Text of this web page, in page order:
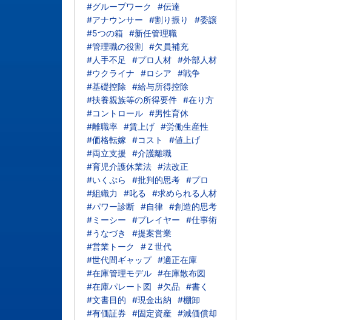
#グループワーク
#伝達
#アナウンサー
#割り振り
#委譲
#5つの箱 #新任管理職
#管理職の役割 #欠員補充
#人手不足
#プロ人材 #外部人材
#ウクライナ
#ロシア
#戦争
#基礎控除
#給与所得控除
#扶養親族等の所得要件 #在り方
#コントロール #男性育休
#離職率 #賃上げ #労働生産性
#価格転嫁
#コスト
#値上げ
#両立支援
#介護離職
#育児介護休業法 #法改正
#いくぷら
#批判的思考 #プロ
#組織力
#叱る
#求められる人材
#パワー診断 #自律 #創造的思考
#ミーシー
#プレイヤー
#仕事術
#うなづき
#提案営業
#営業トーク
#Ｚ世代
#世代間ギャップ #適正在庫
#在庫管理モデル #在庫散布図
#在庫パレート図
#欠品
#書く
#文書目的
#現金出納
#棚卸
#有価証券
#固定資産 #減価償却